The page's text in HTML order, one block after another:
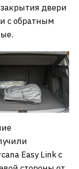
двери
с обратным
Easy Link с